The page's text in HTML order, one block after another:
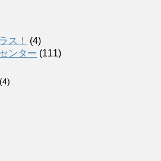
ス！
(4)
ンター (111)
(4)